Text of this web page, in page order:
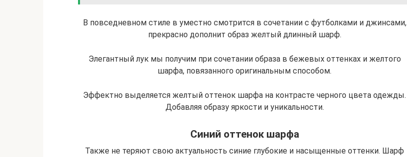
В повседневном стиле в уместно смотрится в сочетании с футболками и джинсами,
прекрасно дополнит образ желтый длинный шарф.
Элегантный лук мы получим при сочетании образа в бежевых оттенках и желтого
шарфа, повязанного оригинальным способом.
Эффектно выделяется желтый оттенок шарфа на контрасте черного цвета одежды.
Добавляя образу яркости и уникальности.
Синий оттенок шарфа
Также не теряют свою актуальность синие глубокие и насыщенные оттенки. Шарф